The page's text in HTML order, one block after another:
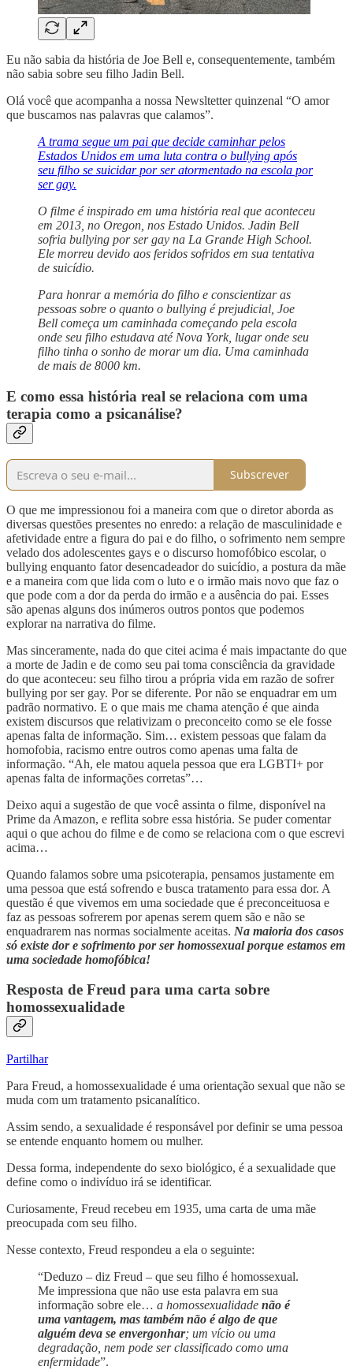
Eu não sabia da história de Joe Bell e, consequentemente, também
não sabia sobre seu filho Jadin Bell.
Olá você que acompanha a nossa Newsltetter quinzenal “O amor
que buscamos nas palavras que calamos”.
A trama segue um pai que decide caminhar pelos
Estados Unidos em uma luta contra o bullying após
seu filho se suicidar por ser atormentado na escola por
ser gay.
O filme é inspirado em uma história real que aconteceu
em 2013, no Oregon, nos Estado Unidos. Jadin Bell
sofria bullying por ser gay na La Grande High School.
Ele morreu devido aos feridos sofridos em sua tentativa
de suicídio.
Para honrar a memória do filho e conscientizar as
pessoas sobre o quanto o bullying é prejudicial, Joe
Bell começa um caminhada começando pela escola
onde seu filho estudava até Nova York, lugar onde seu
filho tinha o sonho de morar um dia. Uma caminhada
de mais de 8000 km.
E como essa história real se relaciona com uma
terapia como a psicanálise?
Subscrever
O que me impressionou foi a maneira com que o diretor aborda as
diversas questões presentes no enredo: a relação de masculinidade e
afetividade entre a figura do pai e do filho, o sofrimento nem sempre
velado dos adolescentes gays e o discurso homofóbico escolar, o
bullying enquanto fator desencadeador do suicídio, a postura da mãe
e a maneira com que lida com o luto e o irmão mais novo que faz o
que pode com a dor da perda do irmão e a ausência do pai. Esses
são apenas alguns dos inúmeros outros pontos que podemos
explorar na narrativa do filme.
Mas sinceramente, nada do que citei acima é mais impactante do que
a morte de Jadin e de como seu pai toma consciência da gravidade
do que aconteceu: seu filho tirou a própria vida em razão de sofrer
bullying por ser gay. Por se diferente. Por não se enquadrar em um
padrão normativo. E o que mais me chama atenção é que ainda
existem discursos que relativizam o preconceito como se ele fosse
apenas falta de informação. Sim… existem pessoas que falam da
homofobia, racismo entre outros como apenas uma falta de
informação. “Ah, ele matou aquela pessoa que era LGBTI+ por
apenas falta de informações corretas”…
Deixo aqui a sugestão de que você assinta o filme, disponível na
Prime da Amazon, e reflita sobre essa história. Se puder comentar
aqui o que achou do filme e de como se relaciona com o que escrevi
acima…
Quando falamos sobre uma psicoterapia, pensamos justamente em
uma pessoa que está sofrendo e busca tratamento para essa dor. A
questão é que vivemos em uma sociedade que é preconceituosa e
faz as pessoas sofrerem por apenas serem quem são e não se
enquadrarem nas normas socialmente aceitas. Na maioria dos casos
só existe dor e sofrimento por ser homossexual porque estamos em
uma sociedade homofóbica!
Resposta de Freud para uma carta sobre
homossexualidade
Partilhar
Para Freud, a homossexualidade é uma orientação sexual que não se
muda com um tratamento psicanalítico.
Assim sendo, a sexualidade é responsável por definir se uma pessoa
se entende enquanto homem ou mulher.
Dessa forma, independente do sexo biológico, é a sexualidade que
define como o indivíduo irá se identificar.
Curiosamente, Freud recebeu em 1935, uma carta de uma mãe
preocupada com seu filho.
Nesse contexto, Freud respondeu a ela o seguinte:
“Deduzo – diz Freud – que seu filho é homossexual.
Me impressiona que não use esta palavra em sua
informação sobre ele… a homossexualidade não é
uma vantagem, mas também não é algo de que
alguém deva se envergonhar; um vício ou uma
degradação, nem pode ser classificado como uma
enfermidade”.